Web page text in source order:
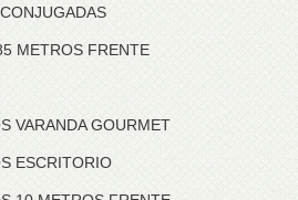
METROS FRENTE
VARANDA GOURMET
ESCRITORIO